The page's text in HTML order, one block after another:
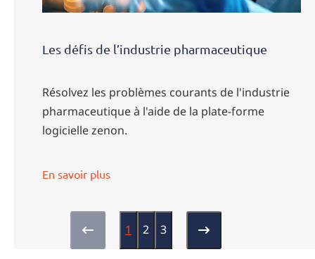
Les défis de l’industrie pharmaceutique
Résolvez les problèmes courants de l'industrie
pharmaceutique à l'aide de la plate-forme
logicielle zenon.
En savoir plus
1 2 3